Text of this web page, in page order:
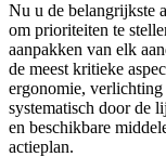
Nu u de belangrijkste
om prioriteiten te
aanpakken van elk
de meest kritieke
ergonomie,
systematisch door de
en beschikbare
actieplan.